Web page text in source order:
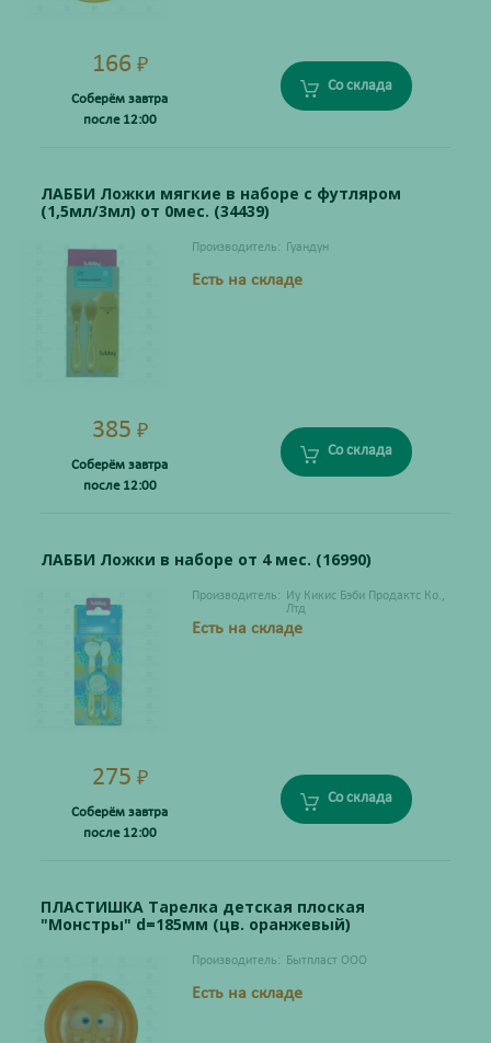
166 ₽
Соберём завтра
после 12:00
Со склада
ЛАББИ Ложки мягкие в наборе с футляром
(1,5мл/3мл) от 0мес. (34439)
Производитель: Гуандун
Есть на складе
385 ₽
Соберём завтра
после 12:00
Со склада
ЛАББИ Ложки в наборе от 4 мес. (16990)
Производитель:
Иу Кикис Бэби Продактс Ко.,
Лтд
Есть на складе
275 ₽
Соберём завтра
после 12:00
Со склада
ПЛАСТИШКА Тарелка детская плоская
"Монстры" d=185мм (цв. оранжевый)
Производитель: Бытпласт ООО
Есть на складе